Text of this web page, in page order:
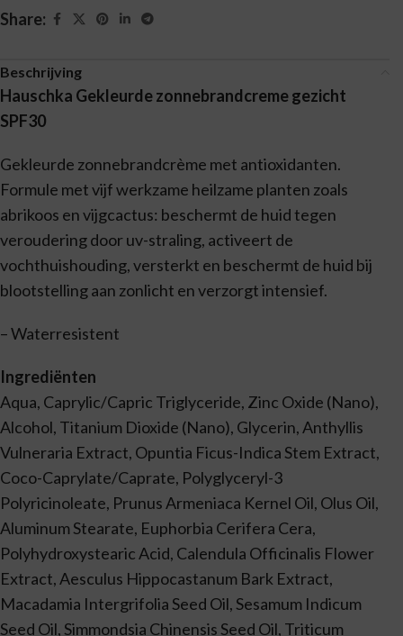
Share:
Beschrijving
Hauschka Gekleurde zonnebrandcreme gezicht
SPF30
Gekleurde zonnebrandcrème met antioxidanten.
Formule met vijf werkzame heilzame planten zoals
abrikoos en vijgcactus: beschermt de huid tegen
veroudering door uv-straling, activeert de
vochthuishouding, versterkt en beschermt de huid bij
blootstelling aan zonlicht en verzorgt intensief.
– Waterresistent
Ingrediënten
Aqua, Caprylic/Capric Triglyceride, Zinc Oxide (Nano),
Alcohol, Titanium Dioxide (Nano), Glycerin, Anthyllis
Vulneraria Extract, Opuntia Ficus-Indica Stem Extract,
Coco-Caprylate/Caprate, Polyglyceryl-3
Polyricinoleate, Prunus Armeniaca Kernel Oil, Olus Oil,
Aluminum Stearate, Euphorbia Cerifera Cera,
Polyhydroxystearic Acid, Calendula Officinalis Flower
Extract, Aesculus Hippocastanum Bark Extract,
Macadamia Intergrifolia Seed Oil, Sesamum Indicum
Seed Oil, Simmondsia Chinensis Seed Oil, Triticum